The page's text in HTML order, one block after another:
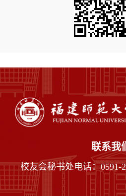
联系我
校友会秘书处电话：0591-